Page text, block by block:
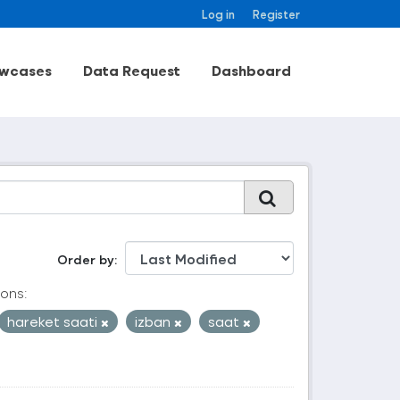
Log in Register
Data Request Dashboard
Order by
hareket saati izban
saat